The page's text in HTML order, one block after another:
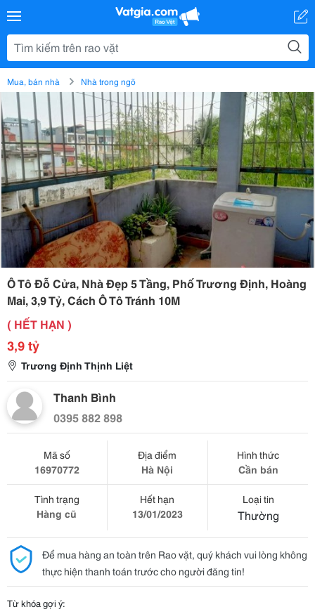
Mua, bán nhà Nhà trong ngõ
Ô Tô Đỗ Cửa, Nhà Đẹp 5 Tầng, Phố Trương Định, Hoàng
Mai, 3,9 Tỷ, Cách Ô Tô Tránh 10M
( HẾT HẠN )
3,9 tỷ
Trương Định Thịnh Liệt
Thanh Bình
0395 882 898
Mã số
16970772
Địa điểm
Hà Nội
Hình thức
Cần bán
Tình trạng
Hàng cũ
Hết hạn
13/01/2023
Loại tin
Thường
Để mua hàng an toàn trên Rao vặt, quý khách vui lòng không
thực hiện thanh toán trước cho người đăng tin!
Từ khóa gợi ý: